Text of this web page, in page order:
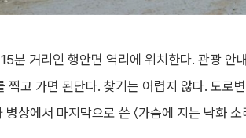
분 거리인 행안면 역리에 위치한다. 관광 안
찍고 가면 된단다. 찾기는 어렵지 않다. 도로
병상에서 마지막으로 쓴 〈가슴에 지는 낙화 소